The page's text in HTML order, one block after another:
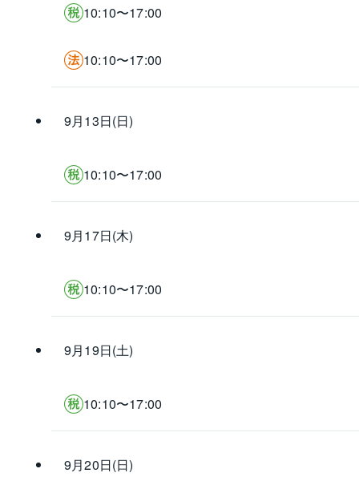
10:10〜17:00
10:10〜17:00
9月13日(日)
10:10〜17:00
9月17日(木)
10:10〜17:00
9月19日(土)
10:10〜17:00
9月20日(日)